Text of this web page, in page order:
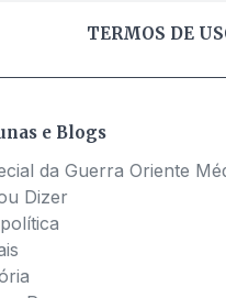
TERMOS DE
e Blogs
da Guerra Oriente
Dizer